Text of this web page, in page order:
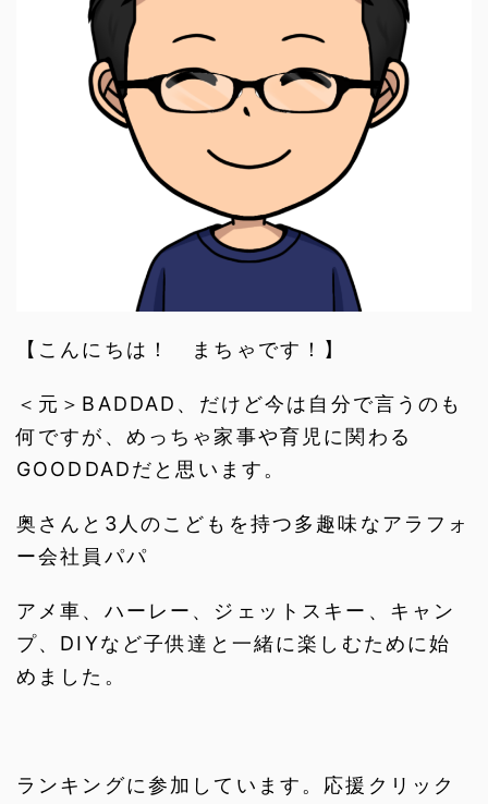
【こんにちは！ まちゃです！】
＜元＞BADDAD、だけど今は自分で言うのも
何ですが、めっちゃ家事や育児に関わる
GOODDADだと思います。
奥さんと3人のこどもを持つ多趣味なアラフォ
ー会社員パパ
アメ車、ハーレー、ジェットスキー、キャン
プ、DIYなど子供達と一緒に楽しむために始
めました。
ランキングに参加しています。応援クリック